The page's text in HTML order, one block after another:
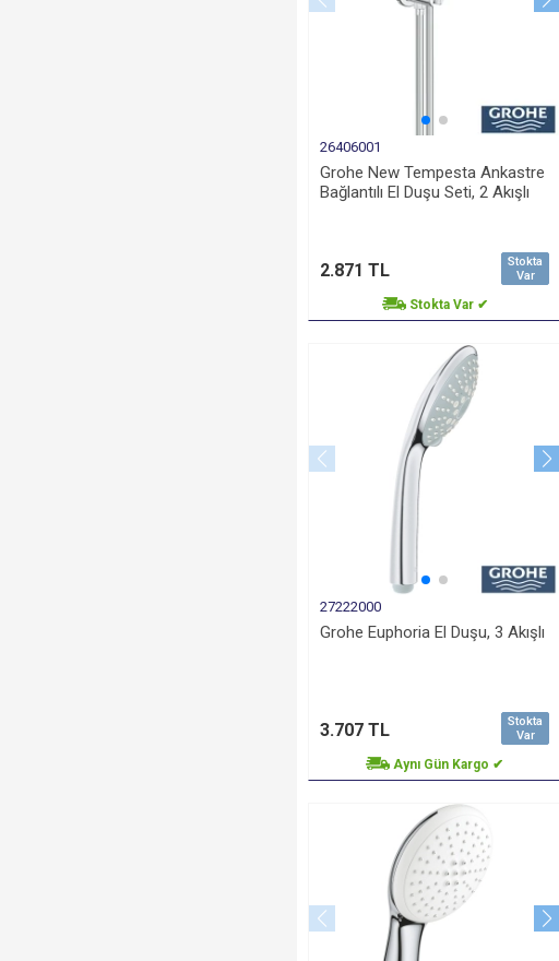
26406001
Grohe New Tempesta Ankastre
Bağlantılı El Duşu Seti, 2 Akışlı
Stokta
Var
2.871 TL
Stokta Var ✔
27222000
Grohe Euphoria El Duşu, 3 Akışlı
Stokta
Var
3.707 TL
Aynı Gün Kargo ✔